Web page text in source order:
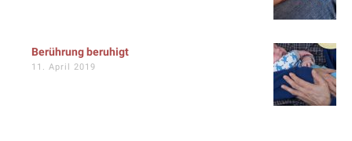
Berührung beruhigt
11. April 2019